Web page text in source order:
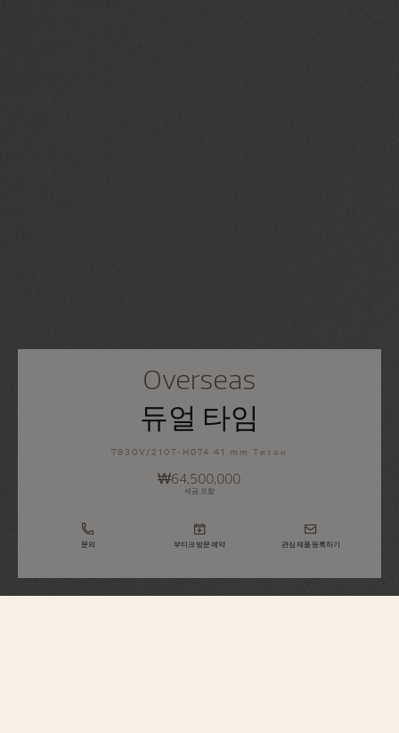
Overseas
듀얼 타임
7930V/210T-H074 41 mm Титан
₩64,500,000
세금 포함
문의 부티크 방문 예약 관심 제품 등록하기